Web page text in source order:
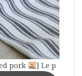
pork ] Le p